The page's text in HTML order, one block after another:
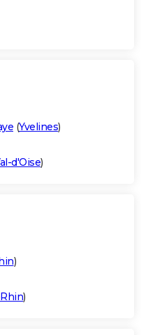
(Yvelines)
d'Oise)
)
)